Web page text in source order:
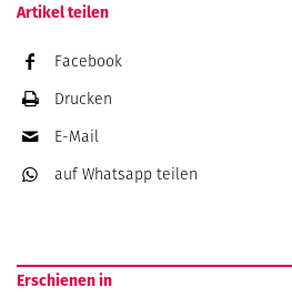
Artikel teilen
Facebook
Drucken
E-Mail
auf Whatsapp teilen
Erschienen in